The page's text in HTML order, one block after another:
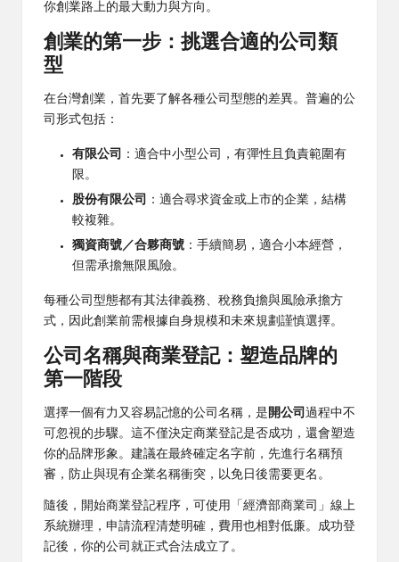
你創業路上的最大動力與方向。
創業的第一步：挑選合適的公司類
型
在台灣創業，首先要了解各種公司型態的差異。普遍的公
司形式包括：
有限公司
：適合中小型公司，有彈性且負責範圍有
限。
股份有限公司
：適合尋求資金或上市的企業，結構
較複雜。
獨資商號／合夥商號 ：手續簡易，適合小本經營，
但需承擔無限風險。
每種公司型態都有其法律義務、稅務負擔與風險承擔方
式，因此創業前需根據自身規模和未來規劃謹慎選擇。
公司名稱與商業登記：塑造品牌的
第一階段
選擇一個有力又容易記憶的公司名稱，是 開公司 過程中不
可忽視的步驟。這不僅決定商業登記是否成功，還會塑造
你的品牌形象。建議在最終確定名字前，先進行名稱預
審，防止與現有企業名稱衝突，以免日後需要更名。
隨後，開始商業登記程序，可使用「經濟部商業司」線上
系統辦理，申請流程清楚明確，費用也相對低廉。成功登
記後，你的公司就正式合法成立了。